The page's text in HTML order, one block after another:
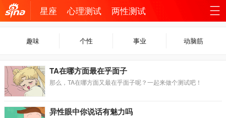
星座 心理测试 两性测试
趣味 个性 事业 动脑筋
TA在哪方面最在乎面子
那么，TA在哪方面又最在乎面子呢？一起来做个测试吧！
异性眼中你说话有魅力吗